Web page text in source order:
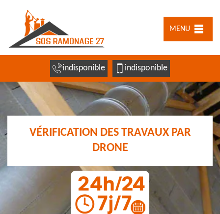
MENU
indisponible indisponible
VÉRIFICATION DES TRAVAUX PAR
DRONE